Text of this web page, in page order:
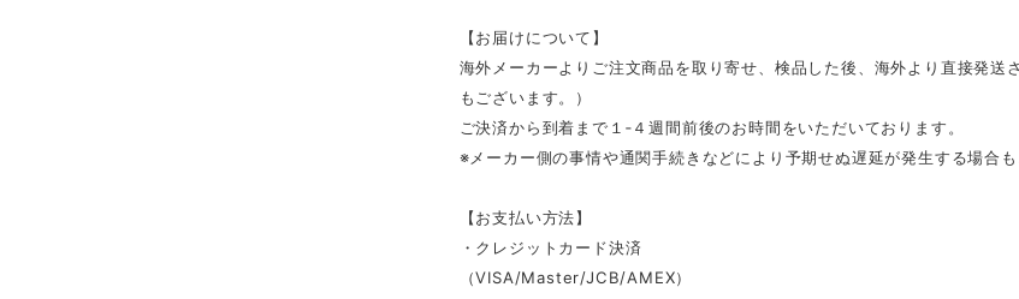
【お届けについて】
海外メーカーよりご注文商品を取り寄せ、検品した後、海外より直接発
もございます。）
ご決済から到着まで１‐４週間前後のお時間をいただいております。
※メーカー側の事情や通関手続きなどにより予期せぬ遅延が発生する場合
【お支払い方法】
・クレジットカード決済
（VISA/Master/JCB/AMEX）